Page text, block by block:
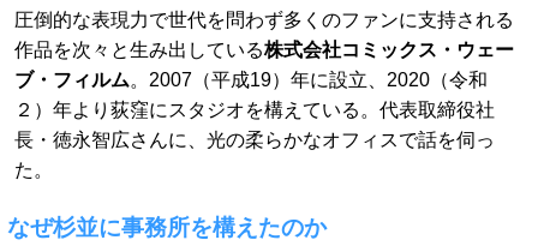
圧倒的な表現力で世代を問わず多くのファンに支持される
作品を次々と生み出している株式会社コミックス・ウェー
ブ・フィルム。2007（平成19）年に設立、2020（令和
２）年より荻窪にスタジオを構えている。代表取締役社
長・徳永智広さんに、光の柔らかなオフィスで話を伺っ
た。
なぜ杉並に事務所を構えたのか